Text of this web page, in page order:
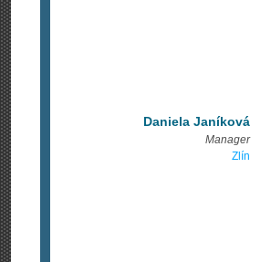
Daniela Janíková
Manager
Zlín